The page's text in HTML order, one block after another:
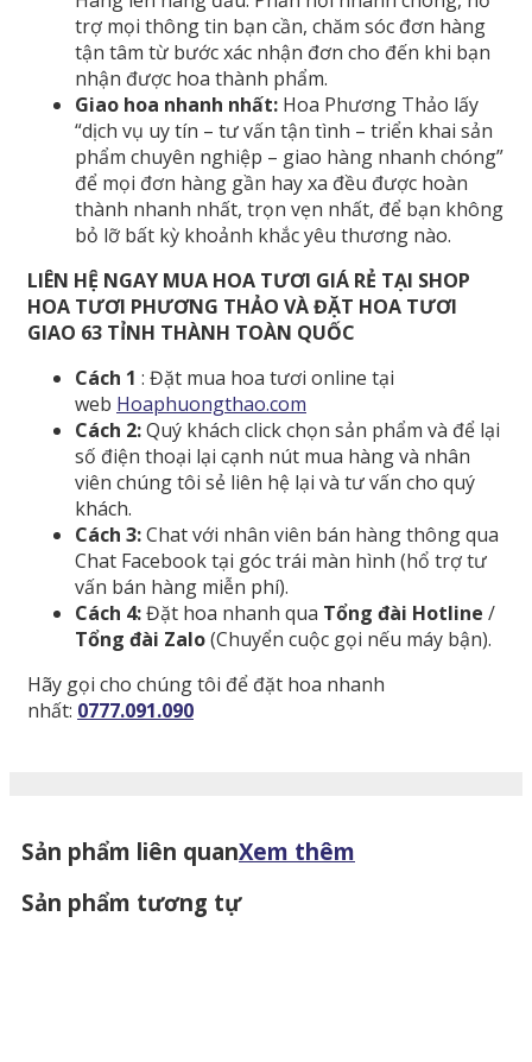
trợ mọi thông tin bạn cần, chăm sóc đơn hàng
tận tâm từ bước xác nhận đơn cho đến khi bạn
nhận được hoa thành phẩm.
Giao hoa nhanh nhất: Hoa Phương Thảo lấy
“dịch vụ uy tín – tư vấn tận tình – triển khai sản
phẩm chuyên nghiệp – giao hàng nhanh chóng”
để mọi đơn hàng gần hay xa đều được hoàn
thành nhanh nhất, trọn vẹn nhất, để bạn không
bỏ lỡ bất kỳ khoảnh khắc yêu thương nào.
LIÊN HỆ NGAY MUA HOA TƯƠI GIÁ RẺ TẠI SHOP
HOA TƯƠI PHƯƠNG THẢO VÀ ĐẶT HOA TƯƠI
GIAO 63 TỈNH THÀNH TOÀN QUỐC
Cách 1 : Đặt mua hoa tươi online tại
web Hoaphuongthao.com
Cách 2:Quý khách click chọn sản phẩm và để lại
số điện thoại lại cạnh nút mua hàng và nhân
viên chúng tôi sẻ liên hệ lại và tư vấn cho quý
khách.
Cách 3:Chat với nhân viên bán hàng thông qua
Chat Facebook tại góc trái màn hình (hổ trợ tư
vấn bán hàng miễn phí).
Cách 4:Đặt hoa nhanh qua Tổng đài Hotline /
Tổng đài Zalo(Chuyển cuộc gọi nếu máy bận).
Hãy gọi cho chúng tôi để đặt hoa nhanh
nhất: 0777.091.090
Sản phẩm liên quanXem thêm
Sản phẩm tương tự